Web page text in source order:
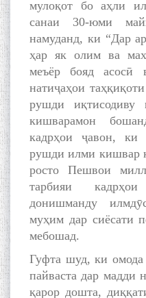
мулоқот бо аҳли
санаи 30-юми
намуданд, ки “Дар
ҳар як олим ва
меъёр бояд асосӣ
натиҷаҳои
рушди иқтисодиву
кишварамон
кадрҳои ҷавон, ки
рушди илми кишвар
росто Пешвои
тарбияи
донишманду
муҳим дар сиёсати
мебошад.
Гуфта шуд, ки
пайваста дар мадди
қарор дошта,